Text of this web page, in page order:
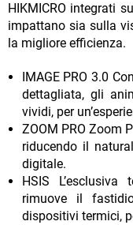
HIKMICRO integrati
impattano sia sulla
la migliore efficienza.
IMAGE PRO 3.0
dettagliata, gli
vividi, per
ZOOM PRO Zoom
riducendo il
digitale.
HSIS L’esclusiva
rimuove il
dispositivi termici,